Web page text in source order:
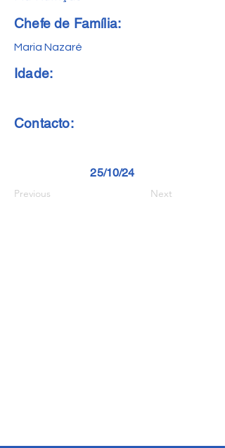
Chefe de Família:
Maria Nazaré
Idade:
Contacto:
25/10/24
Previous Next